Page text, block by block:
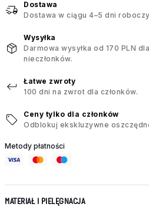
Dostawa
Dostawa w ciągu 4–5 dni
Wysyłka
Darmowa wysyłka od 170 PLN
nieczłonków.
Łatwe zwroty
100 dni na zwrot dla członków.
Ceny tylko dla członków
Odblokuj ekskluzywne
Metody płatności
MATERIAŁ I PIELĘGNACJA